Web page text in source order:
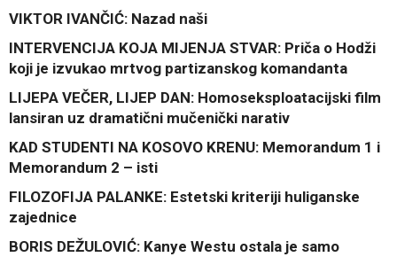
VIKTOR IVANČIĆ: Nazad naši
INTERVENCIJA KOJA MIJENJA STVAR: Priča o Hodži
koji je izvukao mrtvog partizanskog komandanta
LIJEPA VEČER, LIJEP DAN: Homoseksploatacijski film
lansiran uz dramatični mučenički narativ
KAD STUDENTI NA KOSOVO KRENU: Memorandum 1 i
Memorandum 2 – isti
FILOZOFIJA PALANKE: Estetski kriteriji huliganske
zajednice
BORIS DEŽULOVIĆ: Kanye Westu ostala je samo